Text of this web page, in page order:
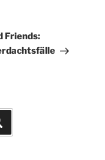
Friends: